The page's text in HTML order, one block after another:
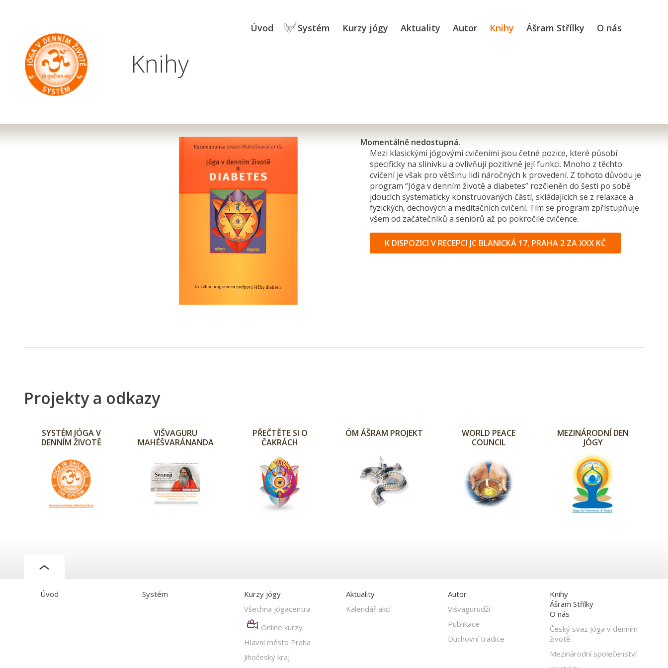
Knihy
Úvod Systém Kurzy jógy Aktuality Autor Knihy Ášram Střílky O nás
Momentálně nedostupná.
Mezi klasickými jógovými cvičeními jsou četné pozice, které působí
specificky na slinivku a ovlivňují pozitivně její funkci. Mnoho z těchto
cvičení je však pro většinu lidí náročných k provedení. Z tohoto důvodu je
program “Jóga v denním životě a diabetes” rozčleněn do šesti po sobě
jdoucích systematicky konstruovaných částí, skládajících se z relaxace a
fyzických, dechových a meditačních cvičení. Tím se program zpřístupňuje
všem od začátečníků a seniorů až po pokročilé cvičence.
K DISPOZICI V RECEPCI JC BLANICKÁ 17, PRAHA 2 ZA XXX KČ
Projekty a odkazy
SYSTÉM JÓGA V
DENNÍM ŽIVOTĚ
VIŠVAGURU
MAHÉŠVARÁNANDA
PŘEČTĚTE SI O
ČAKRÁCH
ÓM ÁŠRAM PROJEKT
WORLD PEACE
COUNCIL
MEZINÁRODNÍ DEN
JÓGY
Úvod Systém
Kurzy jógy
Všechna jógacentra
Online kurzy
Hlavní město Praha
Jihočeský kraj
Aktuality
Kalendář akcí
Autor
Višvagurudží
Publikace
Duchovní tradice
Knihy
Ášram Střílky
O nás
Český svaz Jóga v denním
životě
Mezinárodní společenství